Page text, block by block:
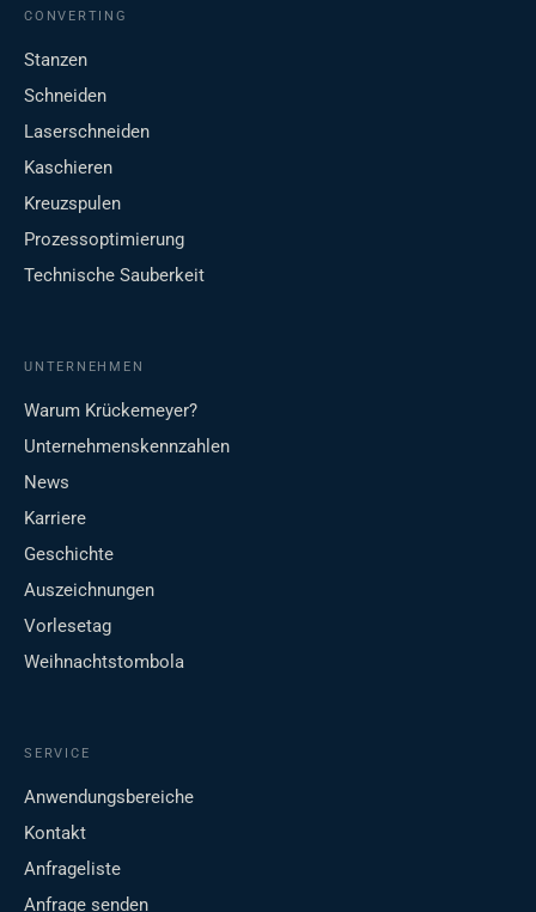
CONVERTING
Stanzen
Schneiden
Laserschneiden
Kaschieren
Kreuzspulen
Prozessoptimierung
Technische Sauberkeit
UNTERNEHMEN
Warum Krückemeyer?
Unternehmenskennzahlen
News
Karriere
Geschichte
Auszeichnungen
Vorlesetag
Weihnachtstombola
SERVICE
Anwendungsbereiche
Kontakt
Anfrageliste
Anfrage senden